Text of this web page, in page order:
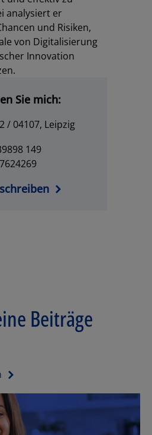
analysiert er
und Risiken,
von Digitalisierung
Innovation
Sie mich:
/ 04107, Leipzig
149
Beiträge